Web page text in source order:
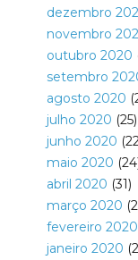
dezembro
novembro
outubro 2020
setembro
agosto 2020
julho 2020 (25)
junho 2020
maio 2020
abril 2020 (31)
março 2020
fevereiro 2020
janeiro 2020